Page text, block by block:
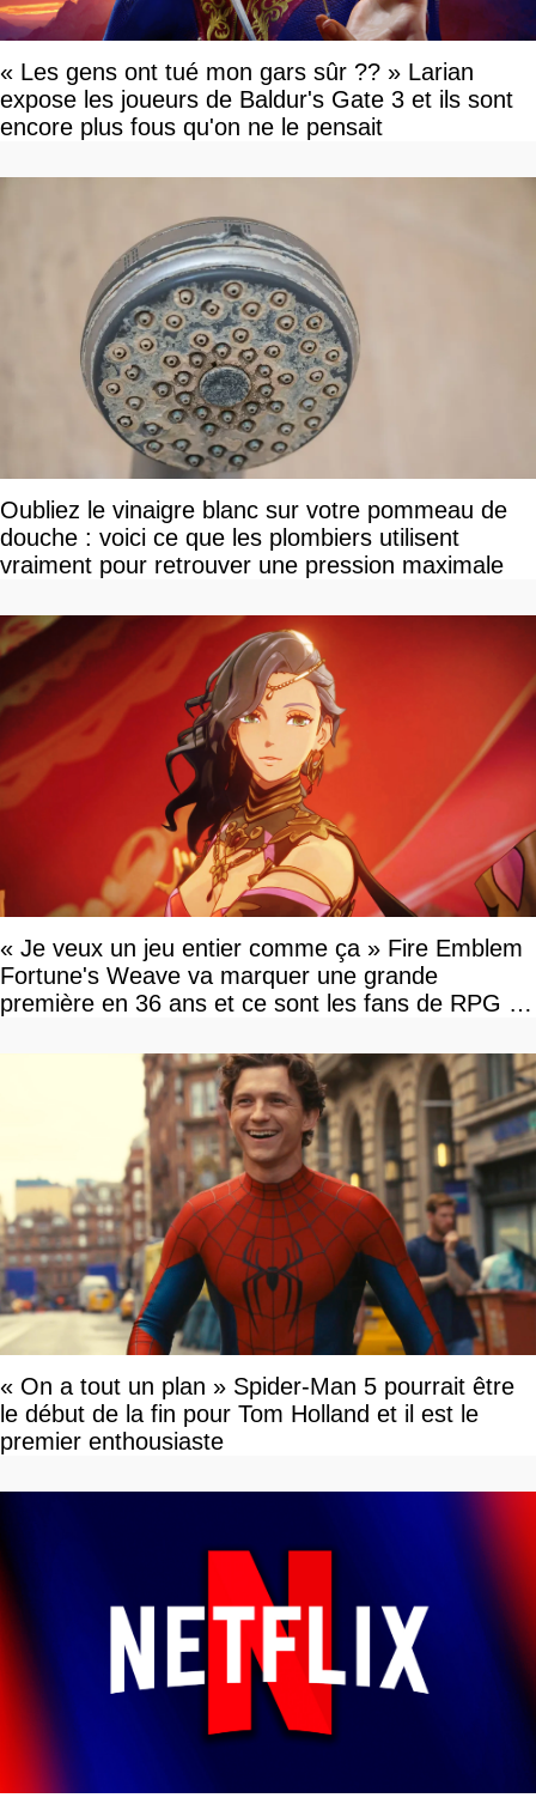
« Les gens ont tué mon gars sûr ?? » Larian
expose les joueurs de Baldur's Gate 3 et ils sont
encore plus fous qu'on ne le pensait
Oubliez le vinaigre blanc sur votre pommeau de
douche : voici ce que les plombiers utilisent
vraiment pour retrouver une pression maximale
« Je veux un jeu entier comme ça » Fire Emblem
Fortune's Weave va marquer une grande
première en 36 ans et ce sont les fans de RPG en
« On a tout un plan » Spider-Man 5 pourrait être
le début de la fin pour Tom Holland et il est le
premier enthousiaste